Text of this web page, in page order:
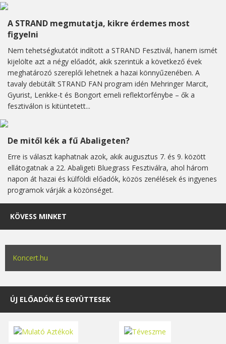
A STRAND megmutatja, kikre érdemes most
figyelni
Nem tehetségkutatót indított a STRAND Fesztivál, hanem ismét
kijelölte azt a négy előadót, akik szerintük a következő évek
meghatározó szereplői lehetnek a hazai könnyűzenében. A
tavaly debütált STRAND FAN program idén Mehringer Marcit,
Gyurist, Lenkke-t és Bongort emeli reflektorfénybe – ők a
fesztiválon is kitüntetett...
De mitől kék a fű Abaligeten?
Erre is választ kaphatnak azok, akik augusztus 7. és 9. között
ellátogatnak a 22. Abaligeti Bluegrass Fesztiválra, ahol három
napon át hazai és külföldi előadók, közös zenélések és ingyenes
programok várják a közönséget.
KÖVESS MINKET
Koncert.hu
ÚJ ELŐADÓK ÉS EGYÜTTESEK